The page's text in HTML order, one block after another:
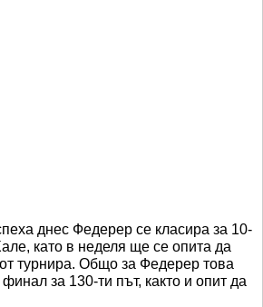
днес Федерер се класира за 10-
като в неделя ще се опита да
турнира. Общо за Федерер това
за 130-ти път, както и опит да